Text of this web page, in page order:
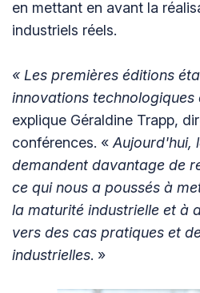
en mettant en avant la
industriels réels.
« Les premières éditions
innovations technologiques
explique Géraldine Trapp,
conférences. « Aujourd'hui,
demandent davantage de
ce qui nous a poussés à
la maturité industrielle et à
vers des cas pratiques et
industrielles. »